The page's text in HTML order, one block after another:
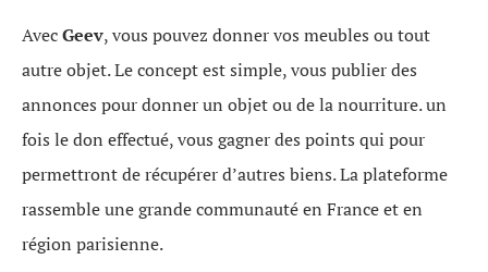
AvecGeev, vous pouvez donner vos meubles ou tout
autre objet. Le concept est simple, vous publier des
annonces pour donner un objet ou de la nourriture. un
fois le don effectué, vous gagner des points qui pour
permettront de récupérer d’autres biens. La plateforme
rassemble une grande communauté en France et en
région parisienne.